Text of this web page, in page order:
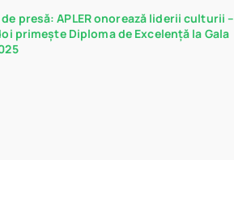
presă: APLER onorează liderii culturii –
primește Diploma de Excelență la Gala